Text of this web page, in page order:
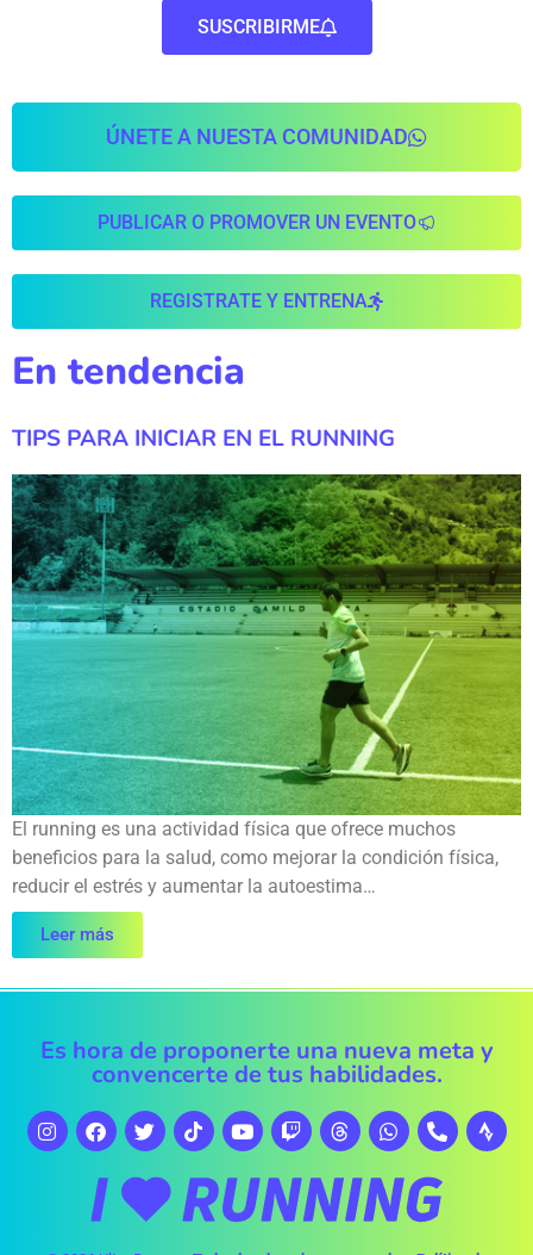
SUSCRIBIRME
ÚNETE A NUESTA COMUNIDAD
PUBLICAR O PROMOVER UN EVENTO
REGISTRATE Y ENTRENA
En tendencia
TIPS PARA INICIAR EN EL RUNNING
El running es una actividad física que ofrece muchos
beneficios para la salud, como mejorar la condición física,
reducir el estrés y aumentar la autoestima…
Leer más
Es hora de proponerte una nueva meta y
convencerte de tus habilidades.